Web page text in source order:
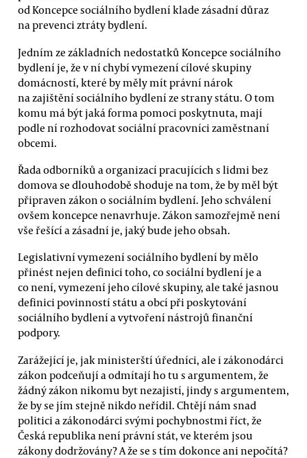
od Koncepce sociálního bydlení klade zásadní důraz
na prevenci ztráty bydlení.
Jedním ze základních nedostatků Koncepce sociálního
bydlení je, že v ní chybí vymezení cílové skupiny
domácností, které by měly mít právní nárok
na zajištění sociálního bydlení ze strany státu. O tom
komu má být jaká forma pomoci poskytnuta, mají
podle ní rozhodovat sociální pracovníci zaměstnaní
obcemi.
Řada odborníků a organizací pracujících s lidmi bez
domova se dlouhodobě shoduje na tom, že by měl být
připraven zákon o sociálním bydlení. Jeho schválení
ovšem koncepce nenavrhuje. Zákon samozřejmě není
vše řešící a zásadní je, jaký bude jeho obsah.
Legislativní vymezení sociálního bydlení by mělo
přinést nejen definici toho, co sociální bydlení je a
co není, vymezení jeho cílové skupiny, ale také jasnou
definici povinností státu a obcí při poskytování
sociálního bydlení a vytvoření nástrojů finanční
podpory.
Zarážející je, jak ministerští úředníci, ale i zákonodárci
zákon podceňují a odmítají ho tu s argumentem, že
žádný zákon nikomu byt nezajistí, jindy s argumentem,
že by se jím stejně nikdo neřídil. Chtějí nám snad
politici a zákonodárci svými pochybnostmi říct, že
Česká republika není právní stát, ve kterém jsou
zákony dodržovány? A že se s tím dokonce ani nepočítá?